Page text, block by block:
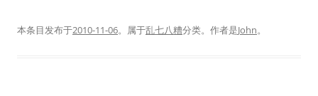
本条目发布于2010-11-06。属于乱七八糟分类。 作者是John。